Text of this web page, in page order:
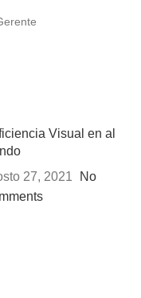
Visual en al
27, 2021
No